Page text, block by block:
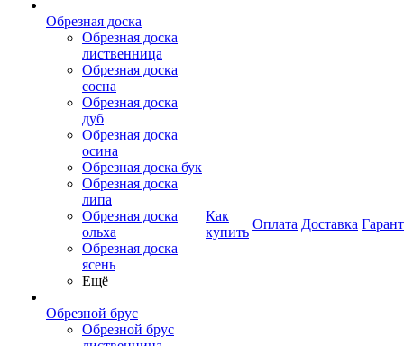
Обрезная доска
Обрезная доска
лиственница
Обрезная доска
сосна
Обрезная доска
дуб
Обрезная доска
осина
Обрезная доска бук
Обрезная доска
липа
Обрезная доска
ольха
Обрезная доска
ясень
Ещё
Обрезной брус
Обрезной брус
Как
купить
Оплата Доставка